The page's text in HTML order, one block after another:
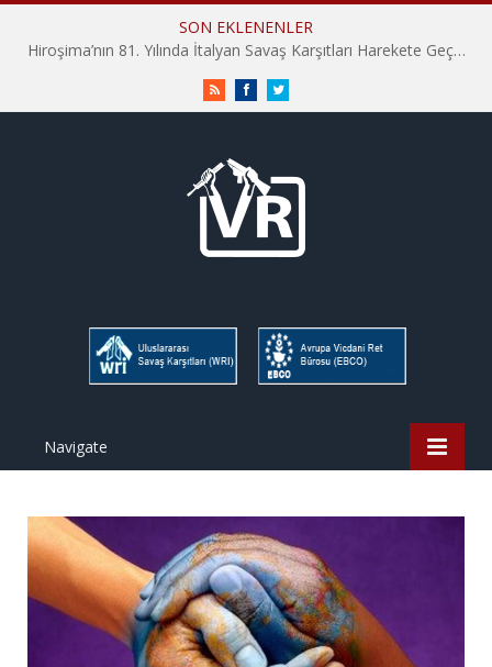
SON EKLENENLER
Hiroşima’nın 81. Yılında İtalyan Savaş Karşıtları Harekete Geçti: “Hatırlamak yeterli değil”
RSS FacebookTwitter
Navigate